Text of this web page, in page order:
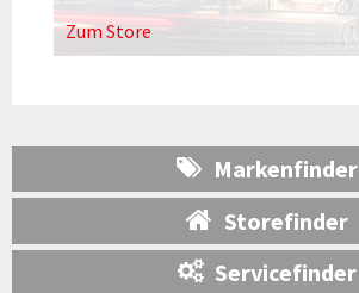
Zum Store
Markenfinder
Storefinder
Servicefinder